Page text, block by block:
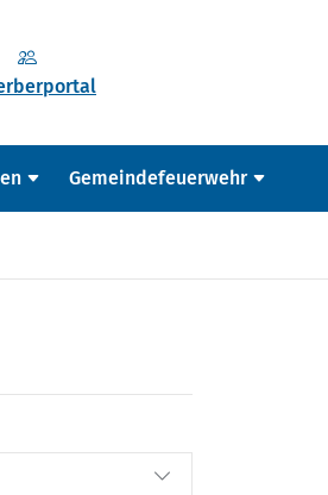
Gemeindefeuerwehr